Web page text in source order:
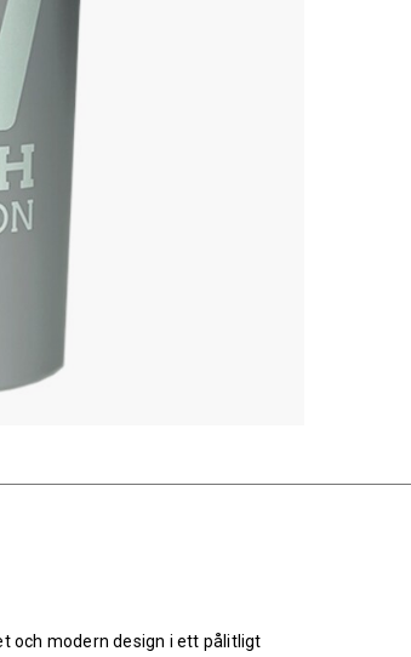
och modern design i ett pålitligt